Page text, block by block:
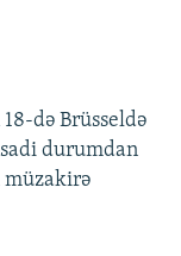
də Brüsseldə
durumdan
müzakirə